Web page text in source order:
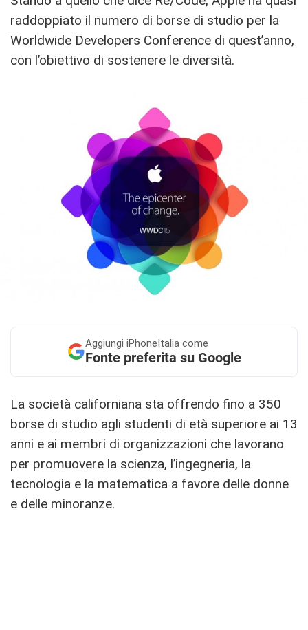
raddoppiato il numero di borse di studio per la
Worldwide Developers Conference di quest’anno,
con l’obiettivo di sostenere le diversità.
Aggiungi iPhoneItalia come
Fonte preferita su Google
La società californiana sta offrendo fino a 350
borse di studio agli studenti di età superiore ai 13
anni e ai membri di organizzazioni che lavorano
per promuovere la scienza, l’ingegneria, la
tecnologia e la matematica a favore delle donne
e delle minoranze.